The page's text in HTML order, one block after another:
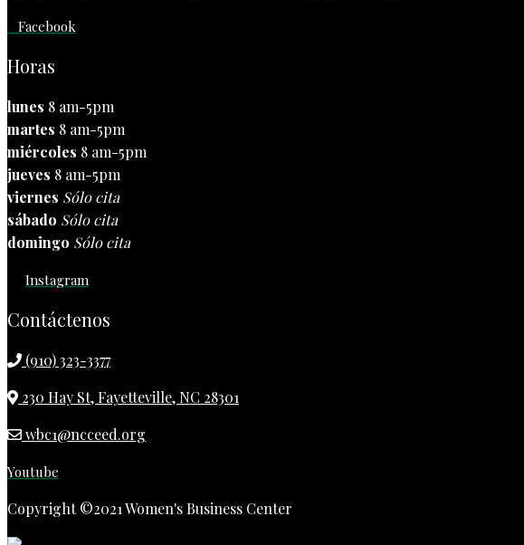
Facebook
Horas
lunes 8 am-5pm
martes 8 am-5pm
miércoles 8 am-5pm
jueves 8 am-5pm
viernes Sólo cita
sábado Sólo cita
domingo Sólo cita
Instagram
Contáctenos
(910) 323-3377
230 Hay St, Fayetteville, NC 28301
wbc1@ncceed.org
Youtube
Copyright ©2021 Women's Business Center